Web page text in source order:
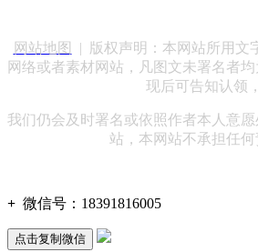
网站地图
| 版权声明：本网站所用文
网络或者素材网站，凡图文未署名者
现后可告知认领，
我们仍会及时署名或依照作者本人意
站，本网站不承担任何
+ 微信号： 18391816005
点击复制微信